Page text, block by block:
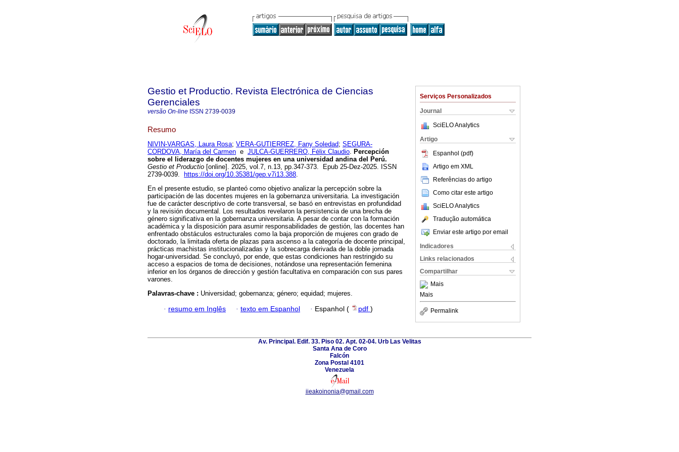
Serviços Personalizados
Journal
SciELO Analytics
Artigo
Espanhol (pdf)
Artigo em XML
Referências do artigo
Como citar este artigo
SciELO Analytics
Tradução automática
Enviar este artigo por email
Indicadores
Links relacionados
Compartilhar
Mais
Mais
Permalink
Gestio et Productio. Revista Electrónica de Ciencias
Gerenciales
versão On-line ISSN 2739-0039
Resumo
NIVIN-VARGAS, Laura Rosa; VERA-GUTIERREZ, Fany Soledad; SEGURA-
CORDOVA, María del Carmen e JULCA-GUERRERO, Félix Claudio. Percepción
sobre el liderazgo de docentes mujeres en una universidad andina del Perú.
Gestio et Productio [online]. 2025, vol.7, n.13, pp.347-373. Epub 25-Dez-2025. ISSN
2739-0039.
https://doi.org/10.35381/gep.v7i13.388.
En el presente estudio, se planteó como objetivo analizar la percepción sobre la
participación de las docentes mujeres en la gobernanza universitaria. La investigación
fue de carácter descriptivo de corte transversal, se basó en entrevistas en profundidad
y la revisión documental. Los resultados revelaron la persistencia de una brecha de
género significativa en la gobernanza universitaria. A pesar de contar con la formación
académica y la disposición para asumir responsabilidades de gestión, las docentes han
enfrentado obstáculos estructurales como la baja proporción de mujeres con grado de
doctorado, la limitada oferta de plazas para ascenso a la categoría de docente principal,
prácticas machistas institucionalizadas y la sobrecarga derivada de la doble jornada
hogar-universidad. Se concluyó, por ende, que estas condiciones han restringido su
acceso a espacios de toma de decisiones, notándose una representación femenina
inferior en los órganos de dirección y gestión facultativa en comparación con sus pares
varones.
Palavras-chave : Universidad; gobernanza; género; equidad; mujeres.
· resumo em Inglês · texto em Espanhol · Espanhol ( pdf )
Av. Principal. Edif. 33. Piso 02. Apt. 02-04. Urb Las Velitas
Santa Ana de Coro
Falcón
Zona Postal 4101
Venezuela
iieakoinonia@gmail.com